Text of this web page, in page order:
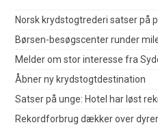
Norsk krydstogtrederi satser på
Børsen-besøgscenter runder
Melder om stor interesse fra
Åbner ny krydstogtdestination
Satser på unge: Hotel har løst
Rekordforbrug dækker over